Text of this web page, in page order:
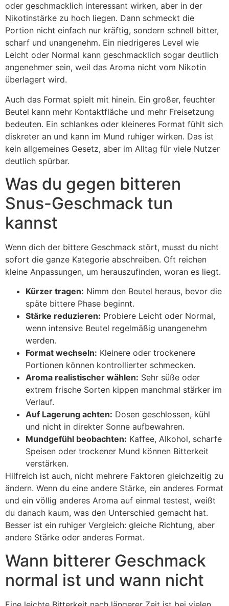
oder geschmacklich interessant wirken, aber in der
Nikotinstärke zu hoch liegen. Dann schmeckt die
Portion nicht einfach nur kräftig, sondern schnell bitter,
scharf und unangenehm. Ein niedrigeres Level wie
Leicht oder Normal kann geschmacklich sogar deutlich
angenehmer sein, weil das Aroma nicht vom Nikotin
überlagert wird.
Auch das Format spielt mit hinein. Ein großer, feuchter
Beutel kann mehr Kontaktfläche und mehr Freisetzung
bedeuten. Ein schlankes oder kleineres Format fühlt sich
diskreter an und kann im Mund ruhiger wirken. Das ist
kein allgemeines Gesetz, aber im Alltag für viele Nutzer
deutlich spürbar.
Was du gegen bitteren
Snus-Geschmack tun
kannst
Wenn dich der bittere Geschmack stört, musst du nicht
sofort die ganze Kategorie abschreiben. Oft reichen
kleine Anpassungen, um herauszufinden, woran es liegt.
Kürzer tragen: Nimm den Beutel heraus, bevor die
späte bittere Phase beginnt.
Stärke reduzieren: Probiere Leicht oder Normal,
wenn intensive Beutel regelmäßig unangenehm
werden.
Format wechseln: Kleinere oder trockenere
Portionen können kontrollierter schmecken.
Aroma realistischer wählen: Sehr süße oder
extrem frische Sorten kippen manchmal stärker im
Verlauf.
Auf Lagerung achten: Dosen geschlossen, kühl
und nicht in direkter Sonne aufbewahren.
Mundgefühl beobachten: Kaffee, Alkohol, scharfe
Speisen oder trockener Mund können Bitterkeit
verstärken.
Hilfreich ist auch, nicht mehrere Faktoren gleichzeitig zu
ändern. Wenn du eine andere Stärke, ein anderes Format
und ein völlig anderes Aroma auf einmal testest, weißt
du danach kaum, was den Unterschied gemacht hat.
Besser ist ein ruhiger Vergleich: gleiche Richtung, aber
andere Stärke oder anderes Format.
Wann bitterer Geschmack
normal ist und wann nicht